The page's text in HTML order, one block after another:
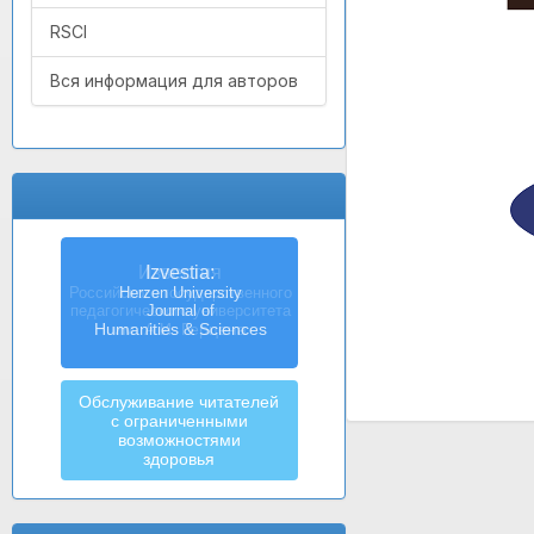
RSCI
Вся информация для авторов
Izvestia:
Herzen University
Journal of
Humanities & Sciences
Обслуживание читателей
с ограниченными
возможностями
здоровья